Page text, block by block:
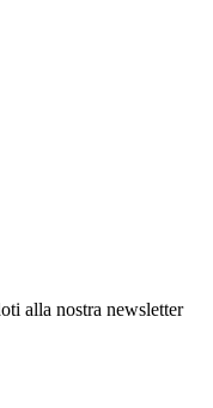
alla nostra newsletter